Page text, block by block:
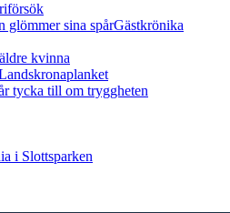
glömmer sina spårGästkrönika
kvinna
planket
tycka till om tryggheten
i Slottsparken